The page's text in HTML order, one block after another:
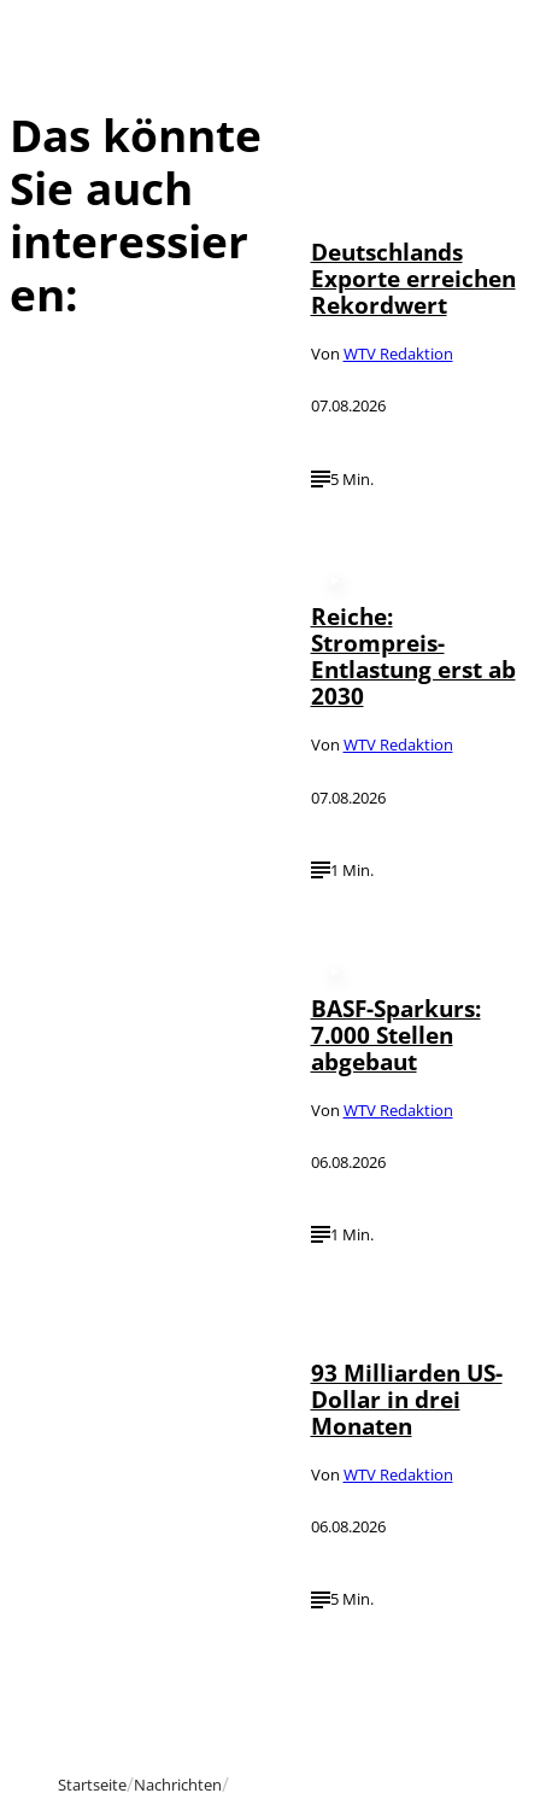
Das könnte
Sie auch
interessier
en:
Deutschlands
Exporte erreichen
Rekordwert
Von WTV Redaktion
07.08.2026
5 Min.
Reiche:
Strompreis-
Entlastung erst ab
2030
Von WTV Redaktion
07.08.2026
1 Min.
BASF-Sparkurs:
7.000 Stellen
abgebaut
Von WTV Redaktion
06.08.2026
1 Min.
93 Milliarden US-
Dollar in drei
Monaten
Von WTV Redaktion
06.08.2026
5 Min.
Startseite Nachrichten